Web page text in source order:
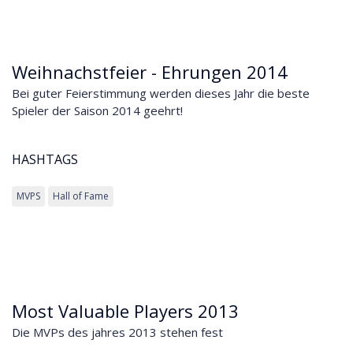
Weihnachstfeier - Ehrungen 2014
Bei guter Feierstimmung werden dieses Jahr die beste
Spieler der Saison 2014 geehrt!
HASHTAGS
MVPS Hall of Fame
Most Valuable Players 2013
Die MVPs des jahres 2013 stehen fest